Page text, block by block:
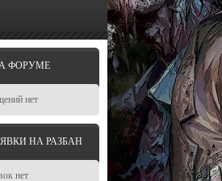
ФОРУМЕ
нет
НА РАЗБАН
нет